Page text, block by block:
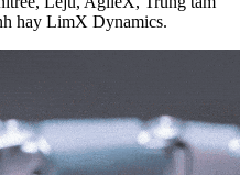
hay LimX Dynamics.